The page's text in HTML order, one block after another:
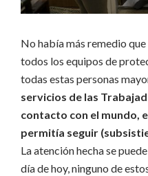
No había más remedio
todos los equipos de
todas estas personas
servicios de las
contacto con el mundo,
permitía seguir
La atención hecha se
día de hoy, ninguno de